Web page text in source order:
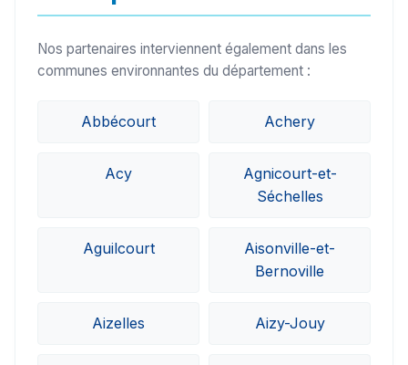
Nos partenaires interviennent également dans les
communes environnantes du département :
Abbécourt Achery
Acy
Agnicourt-et-
Séchelles
Aguilcourt
Aisonville-et-
Bernoville
Aizelles Aizy-Jouy